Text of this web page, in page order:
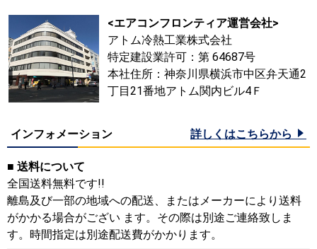
<エアコンフロンティア運営会社>
アトム冷熱工業株式会社
特定建設業許可：第 64687号
本社住所：神奈川県横浜市中区弁天通2
丁目21番地アトム関内ビル4Ｆ
インフォメーション 詳しくはこちらから
■ 送料について
全国送料無料です!!
離島及び一部の地域への配送、またはメーカーにより送料
がかかる場合がござい ます。その際は別途ご連絡致しま
す。時間指定は別途配送費がかかります。